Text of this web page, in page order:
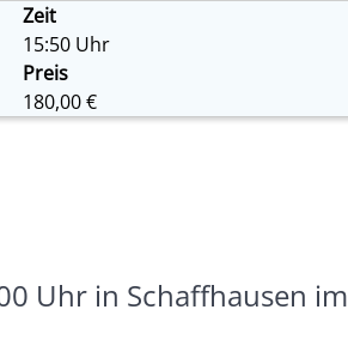
Zeit
15:50 Uhr
Preis
180,00 €
Uhr in Schaffhausen im